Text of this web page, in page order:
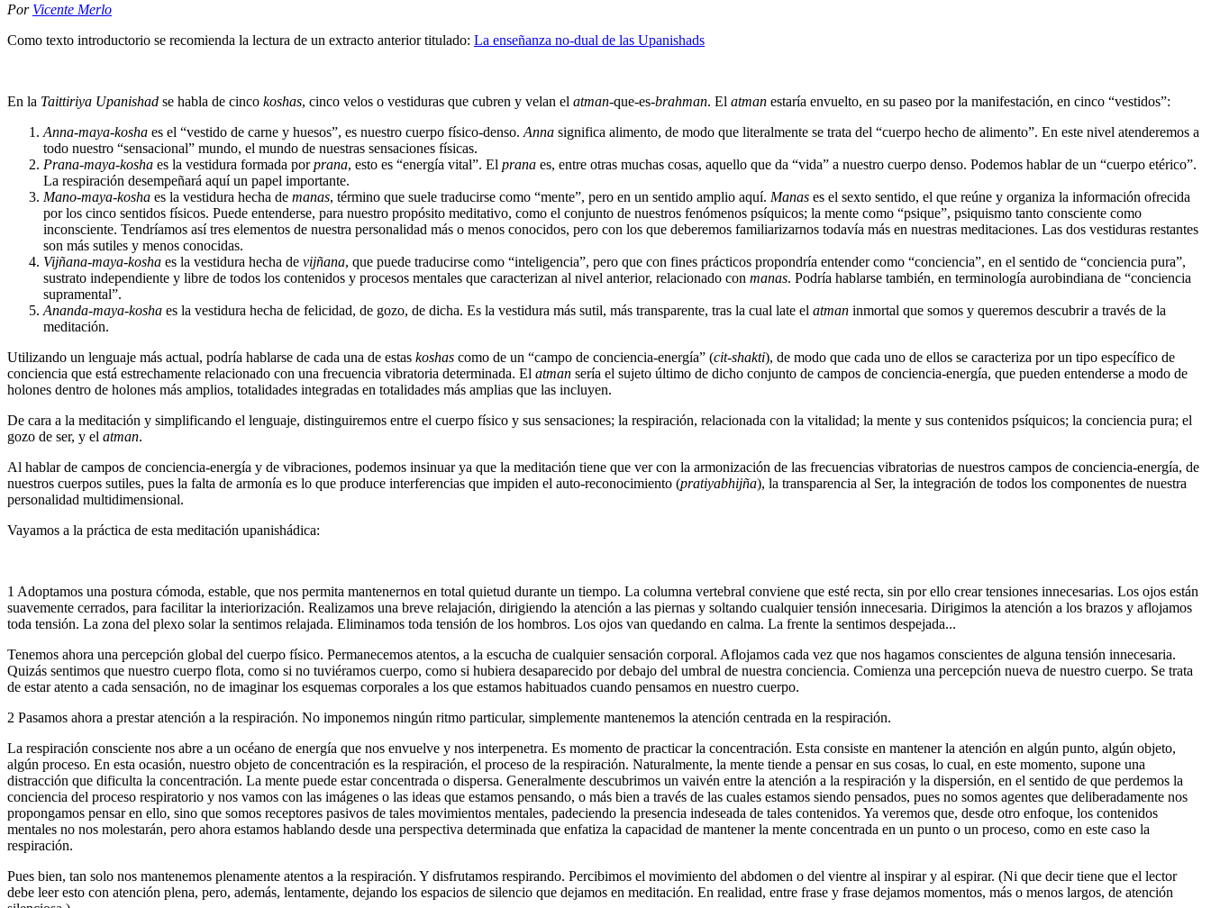
Por Vicente Merlo
Como texto introductorio se recomienda la lectura de un extracto anterior titulado: La enseñanza no-dual de las Upanishads
En la Taittiriya Upanishad se habla de cinco koshas, cinco velos o vestiduras que cubren y velan el atman-que-es-brahman. El atman estaría envuelto, en su paseo por la manifestación, en cinco “vestidos”:
Anna-maya-kosha es el “vestido de carne y huesos”, es nuestro cuerpo físico-denso. Anna significa alimento, de modo que literalmente se trata del “cuerpo hecho de alimento”. En este nivel atenderemos a
todo nuestro “sensacional” mundo, el mundo de nuestras sensaciones físicas.
Prana-maya-kosha es la vestidura formada porprana, esto es “energía vital”. El prana es, entre otras muchas cosas, aquello que da “vida” a nuestro cuerpo denso. Podemos hablar de un “cuerpo etérico”.
La respiración desempeñará aquí un papel importante.
Mano-maya-kosha es la vestidura hecha de manas, término que suele traducirse como “mente”, pero en un sentido amplio aquí. Manas es el sexto sentido, el que reúne y organiza la información ofrecida
por los cinco sentidos físicos. Puede entenderse, para nuestro propósito meditativo, como el conjunto de nuestros fenómenos psíquicos; la mente como “psique”, psiquismo tanto consciente como
inconsciente. Tendríamos así tres elementos de nuestra personalidad más o menos conocidos, pero con los que deberemos familiarizarnos todavía más en nuestras meditaciones. Las dos vestiduras restantes
son más sutiles y menos conocidas.
Vijñana-maya-kosha es la vestidura hecha de vijñana, que puede traducirse como “inteligencia”, pero que con fines prácticos propondría entender como “conciencia”, en el sentido de “conciencia pura”,
sustrato independiente y libre de todos los contenidos y procesos mentales que caracterizan al nivel anterior, relacionado con manas. Podría hablarse también, en terminología aurobindiana de “conciencia
supramental”.
Ananda-maya-kosha es la vestidura hecha de felicidad, de gozo, de dicha. Es la vestidura más sutil, más transparente, tras la cual late el atman inmortal que somos y queremos descubrir a través de la
meditación.
Utilizando un lenguaje más actual, podría hablarse de cada una de estas koshas como de un “campo de conciencia-energía” (cit-shakti), de modo que cada uno de ellos se caracteriza por un tipo específico de
conciencia que está estrechamente relacionado con una frecuencia vibratoria determinada. El atman sería el sujeto último de dicho conjunto de campos de conciencia-energía, que pueden entenderse a modo de
holones dentro de holones más amplios, totalidades integradas en totalidades más amplias que las incluyen.
De cara a la meditación y simplificando el lenguaje, distinguiremos entre el cuerpo físico y sus sensaciones; la respiración, relacionada con la vitalidad; la mente y sus contenidos psíquicos; la conciencia pura; el
gozo de ser, y el atman.
Al hablar de campos de conciencia-energía y de vibraciones, podemos insinuar ya que la meditación tiene que ver con la armonización de las frecuencias vibratorias de nuestros campos de conciencia-energía, de
nuestros cuerpos sutiles, pues la falta de armonía es lo que produce interferencias que impiden el auto-reconocimiento (pratiyabhijña), la transparencia al Ser, la integración de todos los componentes de nuestra
personalidad multidimensional.
Vayamos a la práctica de esta meditación upanishádica:
1 Adoptamos una postura cómoda, estable, que nos permita mantenernos en total quietud durante un tiempo. La columna vertebral conviene que esté recta, sin por ello crear tensiones innecesarias. Los ojos están
suavemente cerrados, para facilitar la interiorización. Realizamos una breve relajación, dirigiendo la atención a las piernas y soltando cualquier tensión innecesaria. Dirigimos la atención a los brazos y aflojamos
toda tensión. La zona del plexo solar la sentimos relajada. Eliminamos toda tensión de los hombros. Los ojos van quedando en calma. La frente la sentimos despejada...
Tenemos ahora una percepción global del cuerpo físico. Permanecemos atentos, a la escucha de cualquier sensación corporal. Aflojamos cada vez que nos hagamos conscientes de alguna tensión innecesaria.
Quizás sentimos que nuestro cuerpo flota, como si no tuviéramos cuerpo, como si hubiera desaparecido por debajo del umbral de nuestra conciencia. Comienza una percepción nueva de nuestro cuerpo. Se trata
de estar atento a cada sensación, no de imaginar los esquemas corporales a los que estamos habituados cuando pensamos en nuestro cuerpo.
2 Pasamos ahora a prestar atención a la respiración. No imponemos ningún ritmo particular, simplemente mantenemos la atención centrada en la respiración.
La respiración consciente nos abre a un océano de energía que nos envuelve y nos interpenetra. Es momento de practicar la concentración. Esta consiste en mantener la atención en algún punto, algún objeto,
algún proceso. En esta ocasión, nuestro objeto de concentración es la respiración, el proceso de la respiración. Naturalmente, la mente tiende a pensar en sus cosas, lo cual, en este momento, supone una
distracción que dificulta la concentración. La mente puede estar concentrada o dispersa. Generalmente descubrimos un vaivén entre la atención a la respiración y la dispersión, en el sentido de que perdemos la
conciencia del proceso respiratorio y nos vamos con las imágenes o las ideas que estamos pensando, o más bien a través de las cuales estamos siendo pensados, pues no somos agentes que deliberadamente nos
propongamos pensar en ello, sino que somos receptores pasivos de tales movimientos mentales, padeciendo la presencia indeseada de tales contenidos. Ya veremos que, desde otro enfoque, los contenidos
mentales no nos molestarán, pero ahora estamos hablando desde una perspectiva determinada que enfatiza la capacidad de mantener la mente concentrada en un punto o un proceso, como en este caso la
respiración.
Pues bien, tan solo nos mantenemos plenamente atentos a la respiración. Y disfrutamos respirando. Percibimos el movimiento del abdomen o del vientre al inspirar y al espirar. (Ni que decir tiene que el lector
debe leer esto con atención plena, pero, además, lentamente, dejando los espacios de silencio que dejamos en meditación. En realidad, entre frase y frase dejamos momentos, más o menos largos, de atención